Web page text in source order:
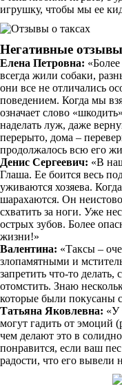
игрушку, чтобы мы ее
Негативные отзывы
Елена Петровна:
всегда жили собаки,
они все не отличались
поведением. Когда мы
означает слово
наделать луж, даже
перерыто, дома –
продолжалось всю его
Денис Сергеевич: «В
Глаша. Ее боится весь
уживаются хозяева.
шарахаются. Он неистово
схватить за ноги. Уже
острых зубов. Более
жизни!»
Валентина: «Таксы –
злопамятными и
запретить что-то
отомстить. Знаю
которые были покусаны
Татьяна Яковлевна: «У
могут гадить от эмоций
чем делают это в
понравится, если ваш
радости, что его вывели